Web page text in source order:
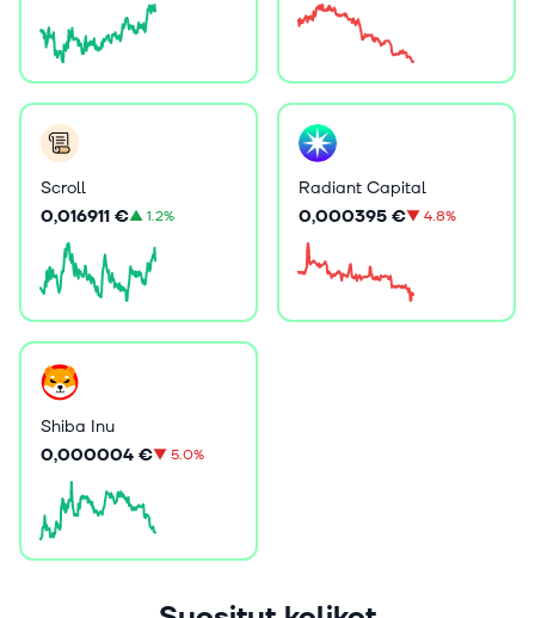
Scroll
0,016911 €▲1.2%
Radiant Capital
0,000395 €▼4.8%
Shiba Inu
0,000004 €▼5.0%